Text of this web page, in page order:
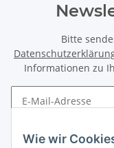
Wie wir
Bitte
Informationen zu